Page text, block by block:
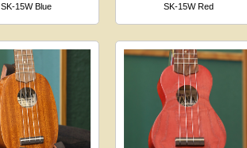
SK-15W Blue
SK-15W Red